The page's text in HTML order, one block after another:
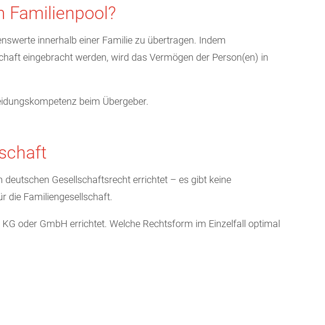
Familienpool?
innerhalb einer Familie zu übertragen. Indem
eingebracht werden, wird das Vermögen der Person(en) in
beim Übergeber.
Gesellschaftsrecht errichtet – es gibt keine
die Familiengesellschaft.
oder GmbH errichtet. Welche Rechtsform im Einzelfall optimal